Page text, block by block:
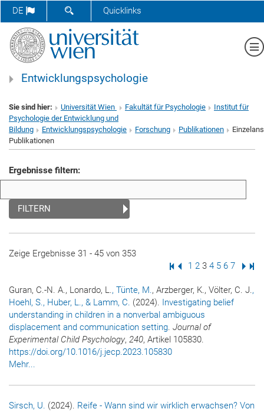
DE SUCHFORMULAR ÖFFNEN
Quicklinks
Entwicklungspsychologie
Sie sind hier: Universität Wien Fakultät für Psychologie
Institut für
Psychologie der Entwicklung und
Bildung
Entwicklungspsychologie Forschung Publikationen
Publikationen
Ergebnisse filtern:
FILTERN
Zeige Ergebnisse 31 - 45 von 353
Erste Seite
Vorige Seite
Seite
1 Seite
2 Seite
3 Seite
4 Seite
5 Seite
6 Seite
7
Guran, C.-N. A., Lonardo, L., Tünte, M., Arzberger, K., Völter, C. J.,
Hoehl, S., Huber, L., & Lamm, C. (2024). Investigating belief
understanding in children in a nonverbal ambiguous
displacement and communication setting. Journal of
Experimental Child Psychology, 240, Artikel 105830.
https://doi.org/10.1016/j.jecp.2023.105830
Mehr...
Sirsch, U. (2024). Reife - Wann sind wir wirklich erwachsen? Von